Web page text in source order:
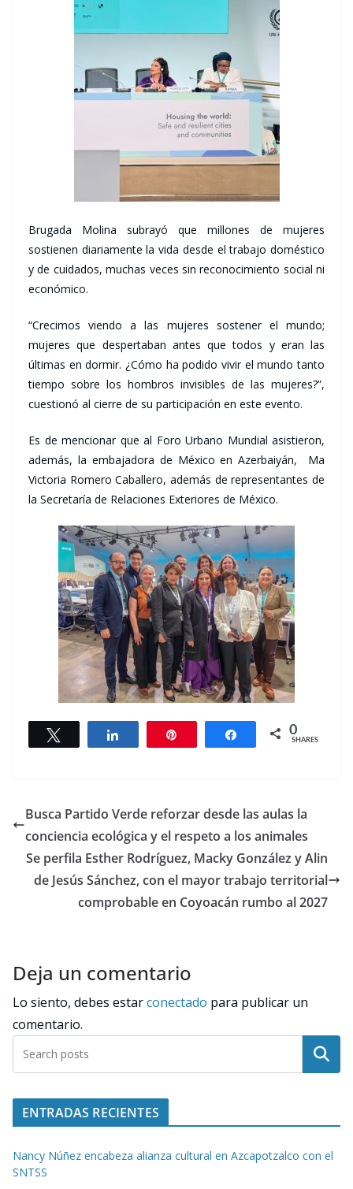
Brugada Molina subrayó que millones de mujeres
sostienen diariamente la vida desde el trabajo doméstico
y de cuidados, muchas veces sin reconocimiento social ni
económico.
“Crecimos viendo a las mujeres sostener el mundo;
mujeres que despertaban antes que todos y eran las
últimas en dormir. ¿Cómo ha podido vivir el mundo tanto
tiempo sobre los hombros invisibles de las mujeres?”,
cuestionó al cierre de su participación en este evento.
Es de mencionar que al Foro Urbano Mundial asistieron,
además, la embajadora de México en Azerbaiyán, Ma
Victoria Romero Caballero, además de representantes de
la Secretaría de Relaciones Exteriores de México.
Share 0
SHARES
Busca Partido Verde reforzar desde las aulas la
conciencia ecológica y el respeto a los animales
Se perfila Esther Rodríguez, Macky González y Alin
de Jesús Sánchez, con el mayor trabajo territorial
comprobable en Coyoacán rumbo al 2027
Deja un comentario
Lo siento, debes estarconectado para publicar un
comentario.
Buscar
ENTRADAS RECIENTES
Nancy Núñez encabeza alianza cultural en Azcapotzalco con el
SNTSS